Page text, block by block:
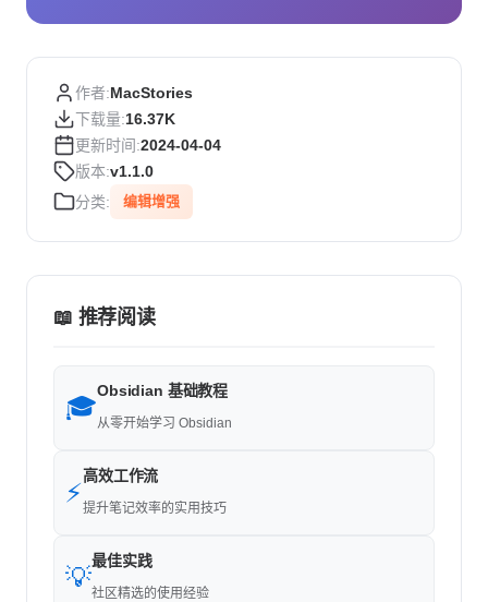
作者:MacStories
下载量:16.37K
更新时间:2024-04-04
版本:v1.1.0
分类:
编辑增强
📖 推荐阅读
🎓
Obsidian 基础教程
从零开始学习 Obsidian
⚡
高效工作流
提升笔记效率的实用技巧
💡
最佳实践
社区精选的使用经验